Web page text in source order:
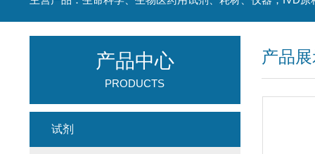
产品
产品中心
PRODUCTS
试剂